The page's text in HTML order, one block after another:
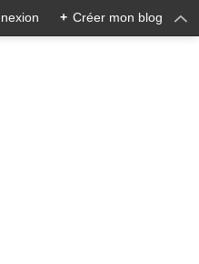
+ Créer mon blog